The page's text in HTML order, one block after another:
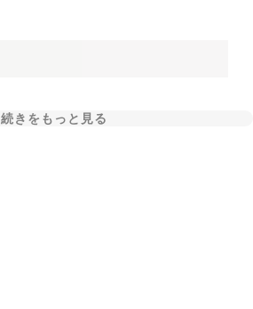
続きをもっと見る